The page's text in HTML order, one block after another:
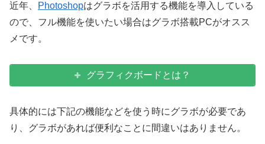
近年、 Photoshopはグラボを活用する機能を導入している
ので、フル機能を使いたい場合はグラボ搭載PCがオスス
メです。
グラフィクボードとは？
具体的には下記の機能などを使う時にグラボが必要であ
り、グラボがあれば便利なことに間違いはありません。